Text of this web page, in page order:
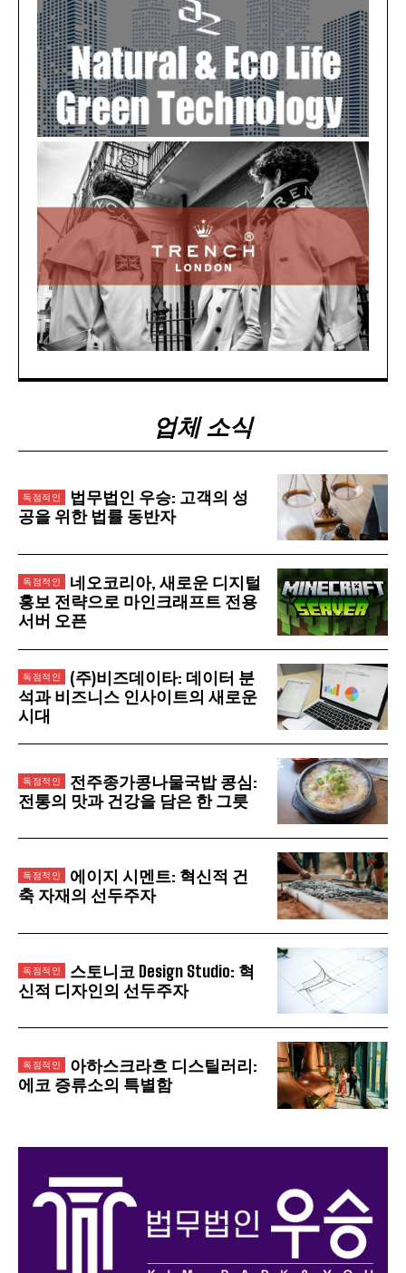
구독 신청
개인정보 취급정책을 읽었으며 이에 동의합니다.
업체 소식
법무법인 우승: 고객의 성
공을 위한 법률 동반자
네오코리아, 새로운 디지털
홍보 전략으로 마인크래프트 전용
서버 오픈
(주)비즈데이타: 데이터 분
석과 비즈니스 인사이트의 새로운
시대
전주종가콩나물국밥 콩심:
전통의 맛과 건강을 담은 한 그릇
에이지 시멘트: 혁신적 건
축 자재의 선두주자
스토니코 Design Studio: 혁
신적 디자인의 선두주자
아하스크라흐 디스틸러리:
에코 증류소의 특별함